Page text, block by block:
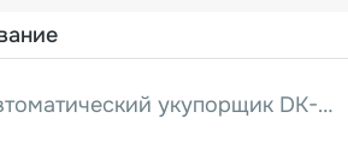
Полуавтоматический укупорщик DK-50/D